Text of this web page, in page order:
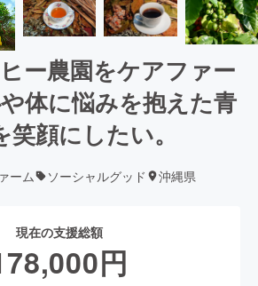
ー農園をケアファー
体に悩みを抱えた青
笑顔にしたい。
ーム ソーシャルグッド 沖縄県
現在の支援総額
円